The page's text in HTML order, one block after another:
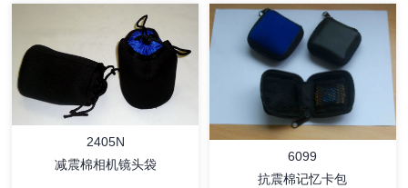
详情 详情
2405N
减震棉相机镜头袋
6099
抗震棉记忆卡包